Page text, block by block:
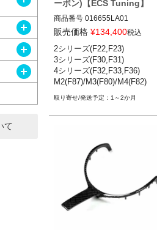
て
ーボン)【ECS Tuning】
商品番号 016655LA01
016655LA01
BMW 2シリーズ(F22,F23) 14-21
BMW 3シリーズ(F30,F31) 12-19
BMW 4シリーズ(F32,F33,F36) 1
3-20
BMW M2(F87) 16-22
BMW M4(F82) 14-20
販売価格 ¥134,400税込
2シリーズ(F22,F23)
3シリーズ(F30,F31)
4シリーズ(F32,F33,F36)
M2(F87)/M3(F80)/M4(F82)
1～2か月